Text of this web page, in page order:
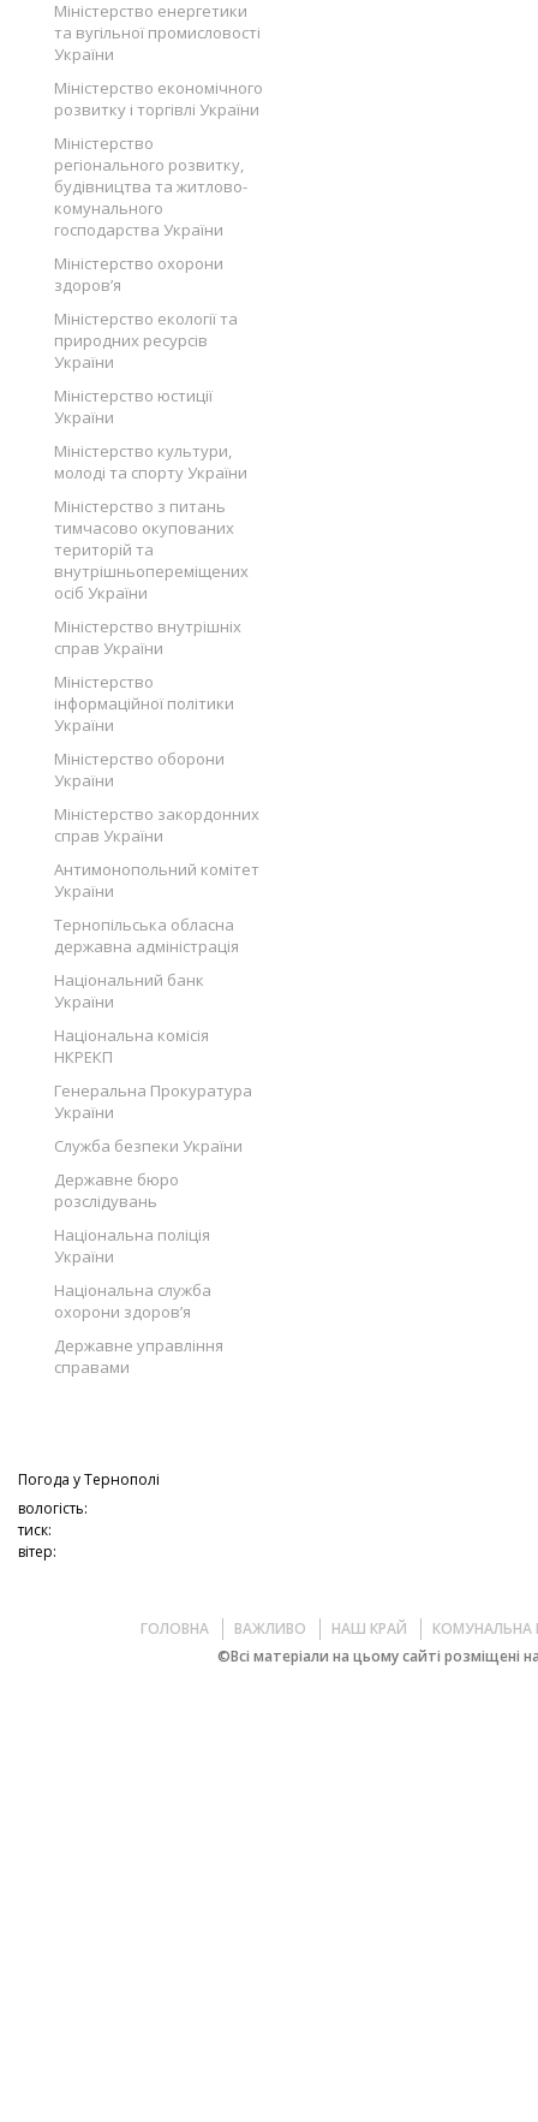
Міністерство енергетики
та вугільної промисловості
України
Міністерство економічного
розвитку і торгівлі України
Міністерство
регіонального розвитку,
будівництва та житлово-
комунального
господарства України
Міністерство охорони
здоров’я
Міністерство екології та
природних ресурсів
України
Міністерство юстиції
України
Міністерство культури,
молоді та спорту України
Міністерство з питань
тимчасово окупованих
територій та
внутрішньопереміщених
осіб України
Міністерство внутрішніх
справ України
Міністерство
інформаційної політики
України
Міністерство оборони
України
Міністерство закордонних
справ України
Антимонопольний комітет
України
Тернопільська обласна
державна адміністрація
Національний банк
України
Національна комісія
НКРЕКП
Генеральна Прокуратура
України
Служба безпеки України
Державне бюро
розслідувань
Національна поліція
України
Національна служба
охорони здоров’я
Державне управління
справами
Погода уТернополі
вологість:
тиск:
вітер:
ГОЛОВНА ВАЖЛИВО НАШ КРАЙ
КОМУНАЛЬНА
©Всі матеріали на цьому сайті розміщені